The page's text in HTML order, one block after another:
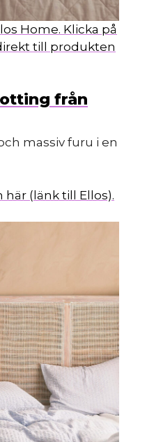
Home. Klicka på
till produkten
från
massiv furu i en
(länk till Ellos).